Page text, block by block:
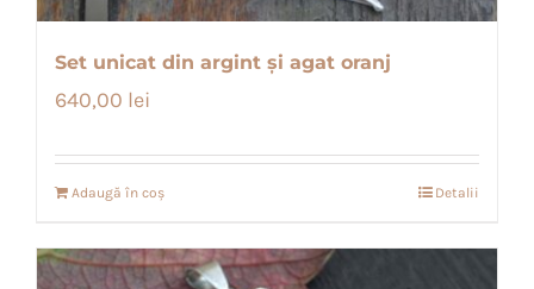
Set unicat din argint și agat oranj
640,00 lei
Adaugă în coș Detalii